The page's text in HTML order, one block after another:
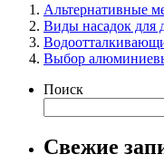
Альтернативные
Виды насадок для
Выбор
Поиск
Свежие